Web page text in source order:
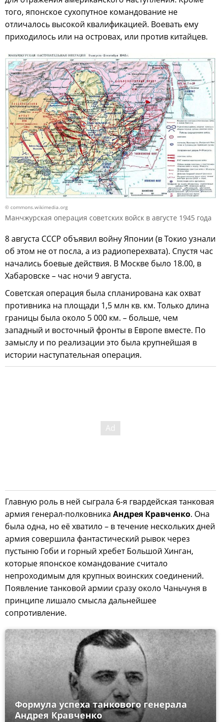
того, японское сухопутное командование не
отличалось высокой квалификацией. Воевать ему
приходилось или на островах, или против китайцев.
© commons.wikimedia.org
Манчжурская операция советских войск в августе 1945 года
8 августа СССР объявил войну Японии (в Токио узнали
об этом не от посла, а из радиоперехвата). Спустя час
начались боевые действия. В Москве было 18.00, в
Хабаровске – час ночи 9 августа.
Советская операция была спланирована как охват
противника на площади 1,5 млн кв. км. Только длина
границы была около 5 000 км. – больше, чем
западный и восточный фронты в Европе вместе. По
замыслу и по реализации это была крупнейшая в
истории наступательная операция.
Главную роль в ней сыграла 6-я гвардейская танковая
армия генерал-полковника Андрея Кравченко. Она
была одна, но её хватило – в течение нескольких дней
армия совершила фантастический рывок через
пустыню Гоби и горный хребет Большой Хинган,
которые японское командование считало
непроходимым для крупных воинских соединений.
Появление танковой армии сразу около Чаньчуня в
принципе лишало смысла дальнейшее
сопротивление.
Формула успеха танкового генерала
Андрея Кравченко